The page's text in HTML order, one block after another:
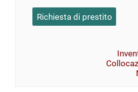
Richiesta di prestito